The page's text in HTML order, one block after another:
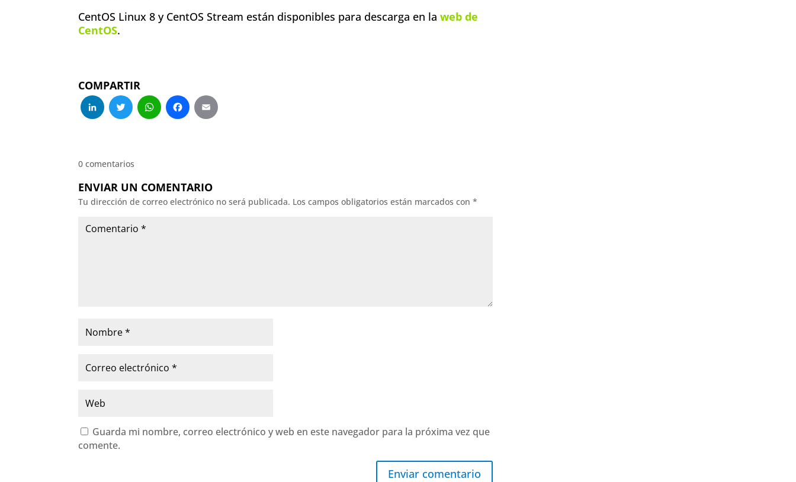
CentOS Linux 8 y CentOS Stream están disponibles para descarga en la web de
CentOS.
COMPARTIR
LinkedIn
Twitter
WhatsApp
Facebook
0 comentarios
ENVIAR UN COMENTARIO
Tu dirección de correo electrónico no será publicada. Los campos obligatorios están marcados con *
Guarda mi nombre, correo electrónico y web en este navegador para la próxima vez que
comente.
Enviar comentario